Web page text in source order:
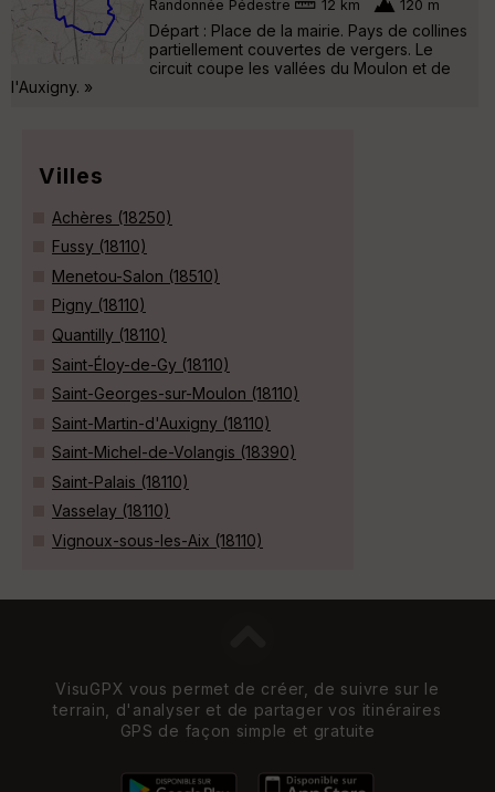
Randonnée Pédestre 12 km 120 m
Départ : Place de la mairie. Pays de collines
partiellement couvertes de vergers. Le
circuit coupe les vallées du Moulon et de
l'Auxigny. »
Villes
Achères (18250)
Fussy (18110)
Menetou-Salon (18510)
Pigny (18110)
Quantilly (18110)
Saint-Éloy-de-Gy (18110)
Saint-Georges-sur-Moulon (18110)
Saint-Martin-d'Auxigny (18110)
Saint-Michel-de-Volangis (18390)
Saint-Palais (18110)
Vasselay (18110)
Vignoux-sous-les-Aix (18110)
VisuGPX vous permet de créer, de suivre sur le
terrain, d'analyser et de partager vos itinéraires
GPS de façon simple et gratuite